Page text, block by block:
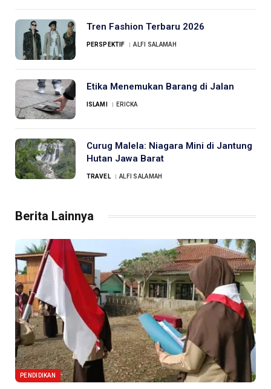
Tren Fashion Terbaru 2026
PERSPEKTIF ALFI SALAMAH
Etika Menemukan Barang di Jalan
ISLAMI ERICKA
Curug Malela: Niagara Mini di Jantung
Hutan Jawa Barat
TRAVEL ALFI SALAMAH
Berita Lainnya
PENDIDIKAN